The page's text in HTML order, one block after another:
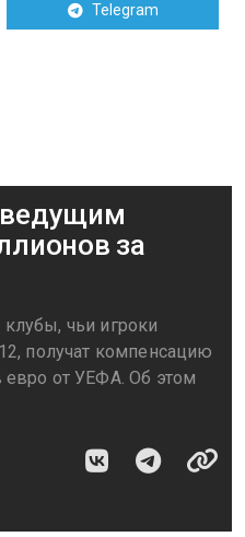
Telegram
за
чьи игроки
получат компенсацию
от УЕФА. Об этом